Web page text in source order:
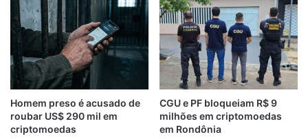
Homem preso é acusado de
roubar US$ 290 mil em
criptomoedas
CGU e PF bloqueiam R$ 9
milhões em criptomoedas
em Rondônia